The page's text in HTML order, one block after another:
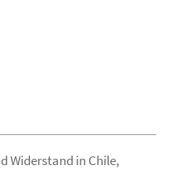
Widerstand in Chile,